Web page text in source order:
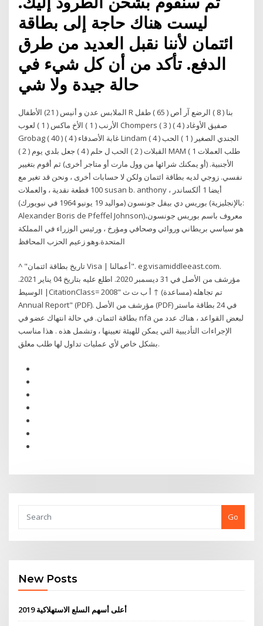
ليست هناك حاجة إلى بطاقة
ائتمان لأننا نقبل العديد من طرق
الدفع. تأكد من أن كل شيء في
حالة جيدة ولا شي
الملابس عدن و أنيس ( 21) الأطفال R بنا ( 8 ) الرضع آر أص ( 65 ) طفل
الأرنب ( 1 ) الأخ ماكس ( 1 ) لعوب Chompers ( 3 ) صفيق الأوغاد ( 4 )
Grobag ( 40 ) غابة الأصدقاء ( 4 ) Lindam ( 4 ) الجندي الصغير ( 1 ) الحب
القبلات ( 2 ) الحب ل حلم ( 4 ) جعل بلدي يوم ( 2 ) MAM ( 1 طلب العملات
الأجنبية. (أو يمكنك شرائها من وول مارت أو متاجر أخرى) ثم أقوم بتغيير
نفسي. زوجي لديه بطاقة ائتمان ولكن لا حسابات أخرى ، ونحن قد تغير مع
100 قطعة نقدية ، والعملات susan b. anthony ، أيضا 1 ألكساندر
بوريس دي بيفل جونسون (مواليد 19 يونيو 1964 في نيويورك) (بالإنجليزية:
Alexander Boris de Pfeffel Johnson)‏ معروف باسم بوريس جونسون،
هو سياسي بريطاني وروائي وصحافي ومؤرخ ، ورئيس الوزراء في المملكة
المتحدة.وهو زعيم الحزب المحافظ
^ "تاريخ بطاقة ائتمان Visa | أعمالنا". eg.visamiddleeast.com.
مؤرشف من الأصل في 31 ديسمبر 2020. اطلع عليه بتاريخ 04 يناير 2021.
الوسيط |CitationClass= تم تجاهله (مساعدة) ↑ أ ب ت ث "2008
Annual Report" (PDF). مؤرشف من الأصل (PDF) في 24 بطاقة ماستر
بطاقة ائتمان. في حالة انتهاك عضو في nfa لبعض القواعد ، هناك عدد من
الإجراءات التأديبية التي يمكن للهيئة تعيينها ، وتشمل هذه . هذا مناسب
بشكل خاص لأي عمليات تداول لها طلب معلق.
Go
New Posts
أعلى أسهم السلع الاستهلاكية 2019